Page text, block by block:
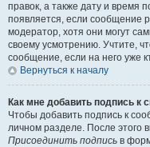
правок, а также дату и время
появляется, если сообщение
модератор, хотя они могут
своему усмотрению. Учтите,
сообщение, если на него уже
Вернуться к началу
Как мне добавить подпись к
Чтобы добавить подпись к
личном разделе. После этого
Присоединить подпись в